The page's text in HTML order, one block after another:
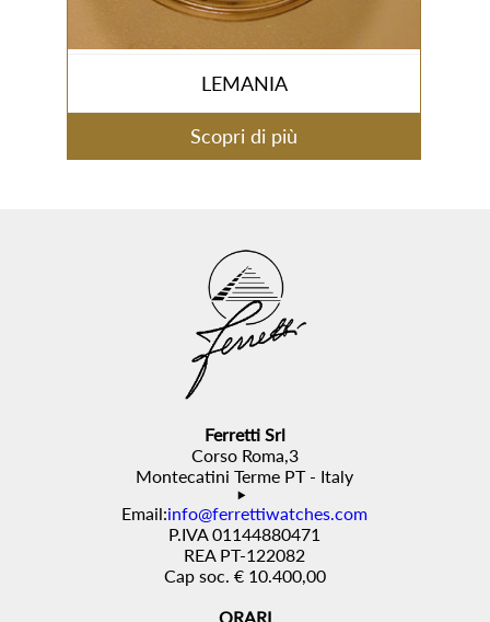
LEMANIA
Scopri di più
Ferretti Srl
Corso Roma,3
Montecatini Terme PT - Italy
Email:info@ferrettiwatches.com
P.IVA 01144880471
REA PT-122082
Cap soc. € 10.400,00
ORARI